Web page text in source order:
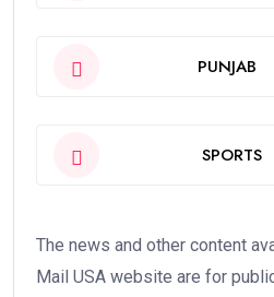
PUNJAB
SPORTS
The news and other content
Mail USA website are for